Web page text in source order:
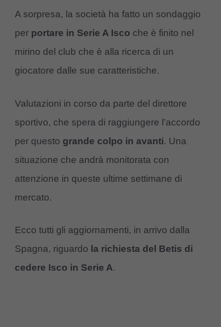
A sorpresa, la società ha fatto un sondaggio
per portare in Serie A Isco che è finito nel
mirino del club che è alla ricerca di un
giocatore dalle sue caratteristiche.
Valutazioni in corso da parte del direttore
sportivo, che spera di raggiungere l’accordo
per questo grande colpo in avanti. Una
situazione che andrà monitorata con
attenzione in queste ultime settimane di
mercato.
Ecco tutti gli aggiornamenti, in arrivo dalla
Spagna, riguardo la richiesta del Betis di
cedere Isco in Serie A.